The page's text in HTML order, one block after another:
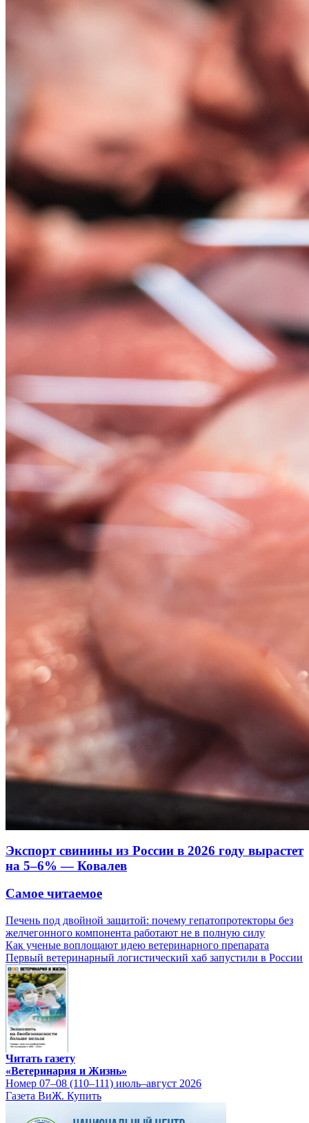
Экспорт свинины из России в 2026 году вырастет
на 5–6% — Ковалев
Самое читаемое
Печень под двойной защитой: почему гепатопротекторы без
желчегонного компонента работают не в полную силу
Как ученые воплощают идею ветеринарного препарата
Первый ветеринарный логистический хаб запустили в России
Читать газету
«Ветеринария и Жизнь»
Номер 07–08 (110–111) июль–август 2026
Газета ВиЖ. Купить